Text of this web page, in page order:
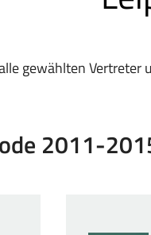
gewählten Vertreter
2011-